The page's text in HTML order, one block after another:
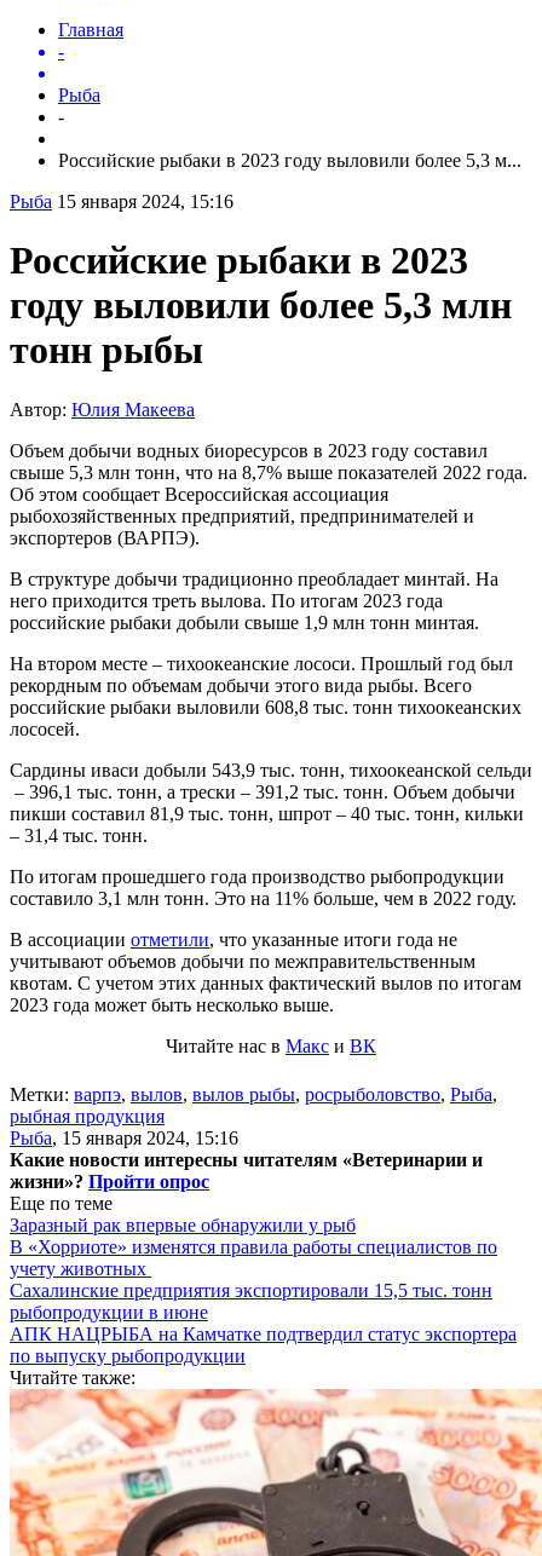
Главная
-
Рыба
-
Российские рыбаки в 2023 году выловили более 5,3 м...
Рыба 15 января 2024, 15:16
Российские рыбаки в 2023
году выловили более 5,3 млн
тонн рыбы
Автор: Юлия Макеева
Объем добычи водных биоресурсов в 2023 году составил
свыше 5,3 млн тонн, что на 8,7% выше показателей 2022 года.
Об этом сообщает Всероссийская ассоциация
рыбохозяйственных предприятий, предпринимателей и
экспортеров (ВАРПЭ).
В структуре добычи традиционно преобладает минтай. На
него приходится треть вылова. По итогам 2023 года
российские рыбаки добыли свыше 1,9 млн тонн минтая.
На втором месте – тихоокеанские лососи. Прошлый год был
рекордным по объемам добычи этого вида рыбы. Всего
российские рыбаки выловили 608,8 тыс. тонн тихоокеанских
лососей.
Сардины иваси добыли 543,9 тыс. тонн, тихоокеанской сельди
– 396,1 тыс. тонн, а трески – 391,2 тыс. тонн. Объем добычи
пикши составил 81,9 тыс. тонн, шпрот – 40 тыс. тонн, кильки
– 31,4 тыс. тонн.
По итогам прошедшего года производство рыбопродукции
составило 3,1 млн тонн. Это на 11% больше, чем в 2022 году.
В ассоциации отметили, что указанные итоги года не
учитывают объемов добычи по межправительственным
квотам. С учетом этих данных фактический вылов по итогам
2023 года может быть несколько выше.
Читайте нас в Макс и ВК
Метки: варпэ, вылов, вылов рыбы, росрыболовство, Рыба,
рыбная продукция
Рыба, 15 января 2024, 15:16
Какие новости интересны читателям «Ветеринарии и
жизни»? Пройти опрос
Еще по теме
Заразный рак впервые обнаружили у рыб
В «Хорриоте» изменятся правила работы специалистов по
учету животных
Сахалинские предприятия экспортировали 15,5 тыс. тонн
рыбопродукции в июне
АПК НАЦРЫБА на Камчатке подтвердил статус экспортера
по выпуску рыбопродукции
Читайте также: